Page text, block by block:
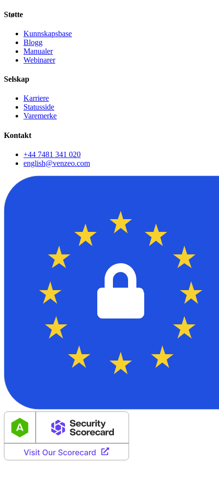
Støtte
Kunnskapsbase
Blogg
Manualer
Webinarer
Selskap
Karriere
Statusside
Varemerke
Kontakt
+44 7481 341 020
english@venzeo.com